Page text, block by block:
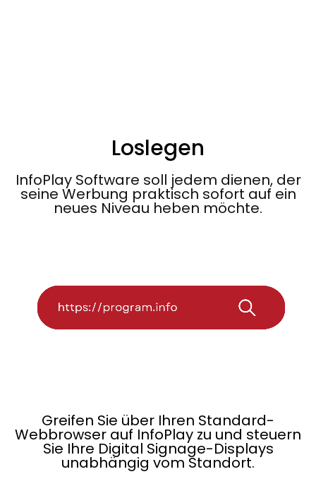
Loslegen
InfoPlay Software soll jedem dienen, der
seine Werbung praktisch sofort auf ein
neues Niveau heben möchte.
Greifen Sie über Ihren Standard-
Webbrowser auf InfoPlay zu und steuern
Sie Ihre Digital Signage-Displays
unabhängig vom Standort.